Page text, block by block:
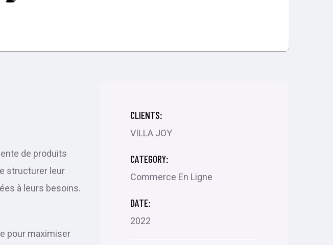
de produits
structurer leur
à leurs besoins.
pour maximiser
CLIENTS:
VILLA JOY
CATEGORY:
Commerce En Ligne
DATE:
2022